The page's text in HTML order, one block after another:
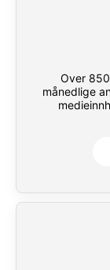
Over
månedlige